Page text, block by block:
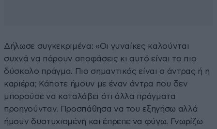
Δήλωσε συγκεκριμένα: «Οι γυναίκες καλούνται
συχνά να πάρουν αποφάσεις κι αυτό είναι το πιο
δύσκολο πράγμα. Πιο σημαντικός είναι ο άντρας ή η
καριέρα; Κάποτε ήμουν με έναν άντρα που δεν
μπορούσε να καταλάβει ότι άλλα πράγματα
προηγούνταν. Προσπάθησα να του εξηγήσω αλλά
ήμουν δυστυχισμένη και έπρεπε να φύγω. Γνωρίζω